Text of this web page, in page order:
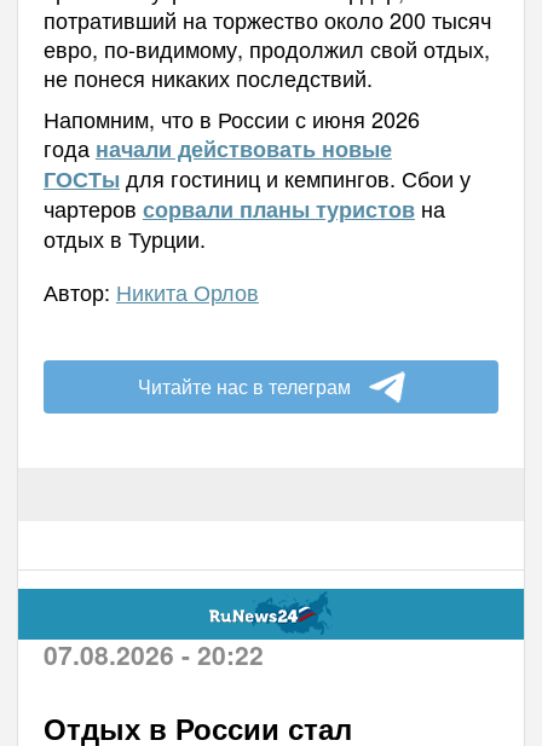
потративший на торжество около 200 тысяч
евро, по-видимому, продолжил свой отдых,
не понеся никаких последствий.
Напомним, что в России с июня 2026
года начали действовать новые
ГОСТы для гостиниц и кемпингов. Сбои у
чартеров сорвали планы туристовна
отдых в Турции.
Автор: Никита Орлов
Читайте нас в телеграм
07.08.2026 - 20:22
Отдых в России стал